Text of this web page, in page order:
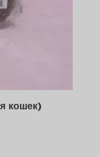
кошек)